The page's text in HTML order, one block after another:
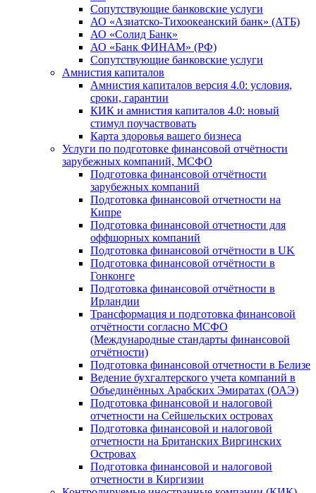
Сопутствующие банковские услуги
АО «Азиатско-Тихоокеанский банк» (АТБ)
АО «Солид Банк»
АО «Банк ФИНАМ» (РФ)
Сопутствующие банковские услуги
Амнистия капиталов
Амнистия капиталов версия 4.0: условия,
сроки, гарантии
КИК и амнистия капиталов 4.0: новый
стимул поучаствовать
Карта здоровья вашего бизнеса
Услуги по подготовке финансовой отчётности
зарубежных компаний, МСФО
Подготовка финансовой отчётности
зарубежных компаний
Подготовка финансовой отчетности на
Кипре
Подготовка финансовой отчетности для
оффшорных компаний
Подготовка финансовой отчётности в UK
Подготовка финансовой отчётности в
Гонконге
Подготовка финансовой отчётности в
Ирландии
Трансформация и подготовка финансовой
отчётности согласно МСФО
(Международные стандарты финансовой
отчётности)
Подготовка финансовой отчетности в Белизе
Ведение бухгалтерского учета компаний в
Объединённых Арабских Эмиратах (ОАЭ)
Подготовка финансовой и налоговой
отчетности на Сейшельских островах
Подготовка финансовой и налоговой
отчетности на Британских Виргинских
Островах
Подготовка финансовой и налоговой
отчетности в Киргизии